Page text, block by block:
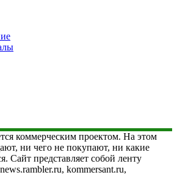
коммерческим проектом. На этом
ни чего не покупают, ни какие
Сайт представляет собой ленту
kommersant.ru,